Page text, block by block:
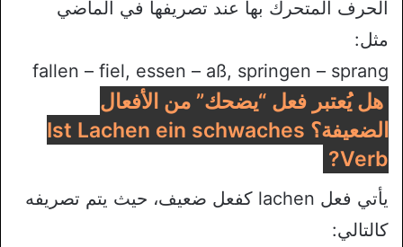
الحرف المتحرك بها عند تصريفها في الماضي
مثل:
fallen – fiel, essen – aß, springen – sprang
هل يُعتبر فعل “يضحك” من الأفعال
الضعيفة؟ Ist Lachen ein schwaches
Verb?
يأتي فعل lachen كفعل ضعيف، حيث يتم تصريفه
كالتالي: